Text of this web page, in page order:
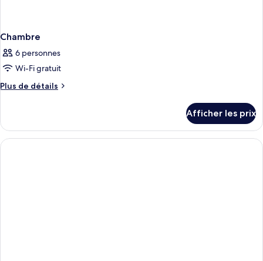
Chambre
6 personnes
Wi-Fi gratuit
Plus de détails
Plus
Chambre
Afficher les prix